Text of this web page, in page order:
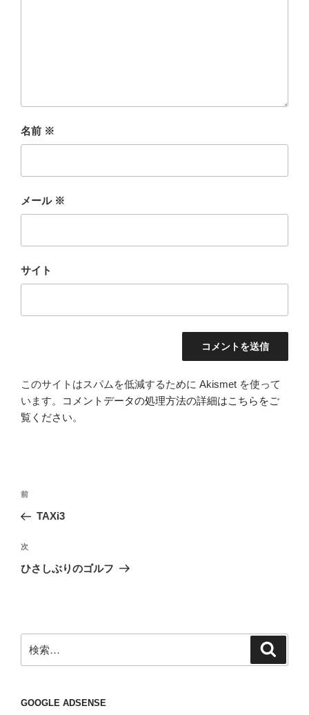
名前 ※
メール ※
サイト
このサイトはスパムを低減するために Akismet を使って
います。
コメントデータの処理方法の詳細はこちらをご
覧ください。
投
ナ
ビ
ゲ
ン
前
の
稿
前
TAXi3
次
の
次
ひさしぶりのゴルフ
索:
GOOGLE ADSENSE